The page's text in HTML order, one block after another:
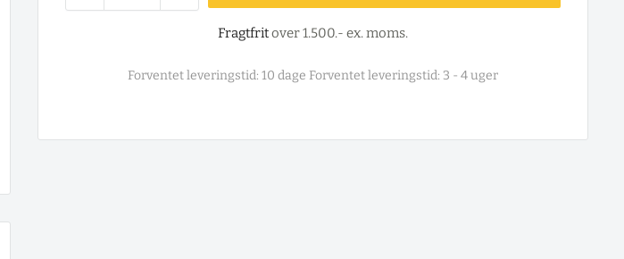
Fragtfritover 1.500.- ex. moms.
Forventet leveringstid: 10 dage Forventet leveringstid: 3 - 4 uger